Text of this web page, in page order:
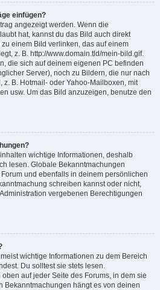
einfügen?
angezeigt werden. Wenn die
hat, kannst du das Bild auch direkt
einem Bild verlinken, das auf einem
z. B. http://www.domain.tld/mein-bild.gif.
die sich auf deinem eigenen PC befinden
Server), noch zu Bildern, die nur nach
B. Hotmail- oder Yahoo-Mailboxen, mit
usw. Um das Bild anzuzeigen, benutze den
wichtige Informationen, deshalb
lesen. Globale Bekanntmachungen
und ebenfalls in deinem persönlichen
schreiben kannst oder nicht,
vergebenen Berechtigungen
wichtige Informationen zu dem Bereich
Du solltest sie stets lesen.
auf jeder Seite des Forums, in dem sie
Bekanntmachungen hängt es von deinen